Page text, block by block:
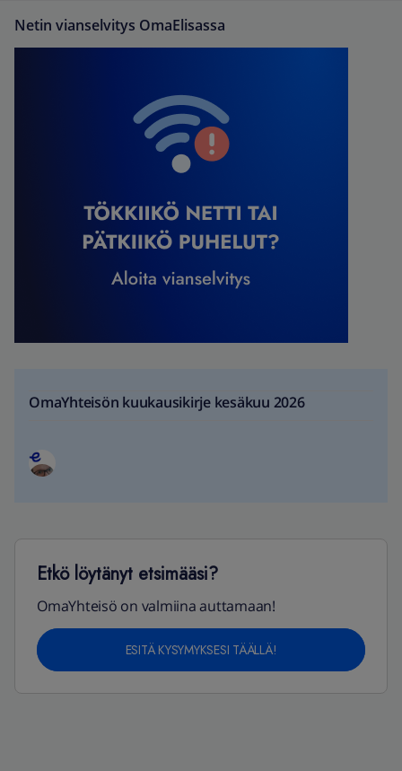
Netin vianselvitys OmaElisassa
OmaYhteisön kuukausikirje kesäkuu 2026
Etkö löytänyt etsimääsi?
OmaYhteisö on valmiina auttamaan!
ESITÄ KYSYMYKSESI TÄÄLLÄ!